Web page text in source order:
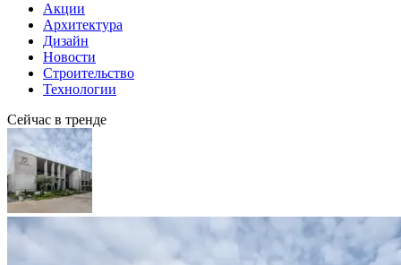
Акции
Архитектура
Дизайн
Новости
Строительство
Технологии
Сейчас в тренде